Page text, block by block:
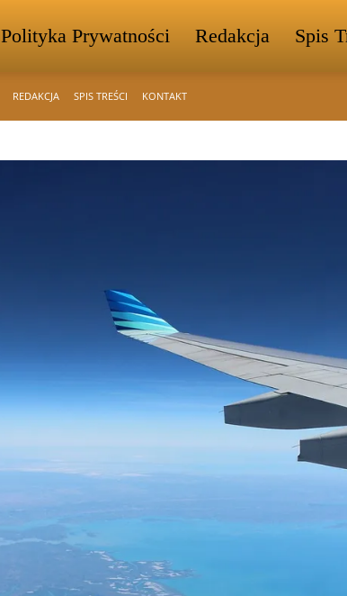
Polityka Prywatności Redakcja Spis
REDAKCJA SPIS TREŚCI KONTAKT